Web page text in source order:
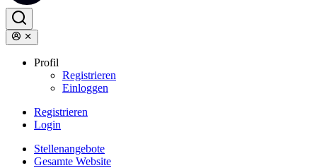
Profil
Registrieren
Einloggen
Registrieren
Login
Stellenangebote
Gesamte Website